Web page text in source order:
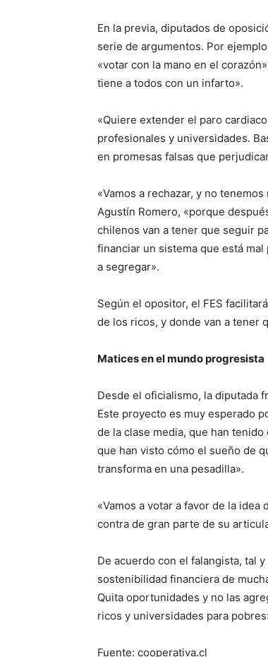
En la previa, diputados de
serie de argumentos. Por
«votar con la mano en el
tiene a todos con un infarto».
«Quiere extender el paro
profesionales y universidades.
en promesas falsas que
«Vamos a rechazar, y no
Agustín Romero, «porque
chilenos van a tener que seguir
financiar un sistema que está
a segregar».
Según el opositor, el FES
de los ricos, y donde van a tener
Matices en el mundo progresista
Desde el oficialismo, la diputada
Este proyecto es muy esperado
de la clase media, que han
que han visto cómo el sueño de
transforma en una pesadilla».
«Vamos a votar a favor de la
contra de gran parte de su
De acuerdo con el falangista, tal
sostenibilidad financiera de
Quita oportunidades y no las
ricos y universidades para
Fuente: cooperativa.cl